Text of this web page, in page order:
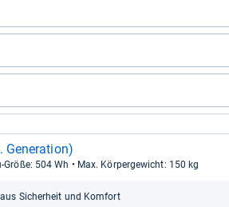
Gene­ra­tion)
504 Wh • Max. Kör­per­ge­wicht: 150 kg
Sicher­heit und Kom­fort